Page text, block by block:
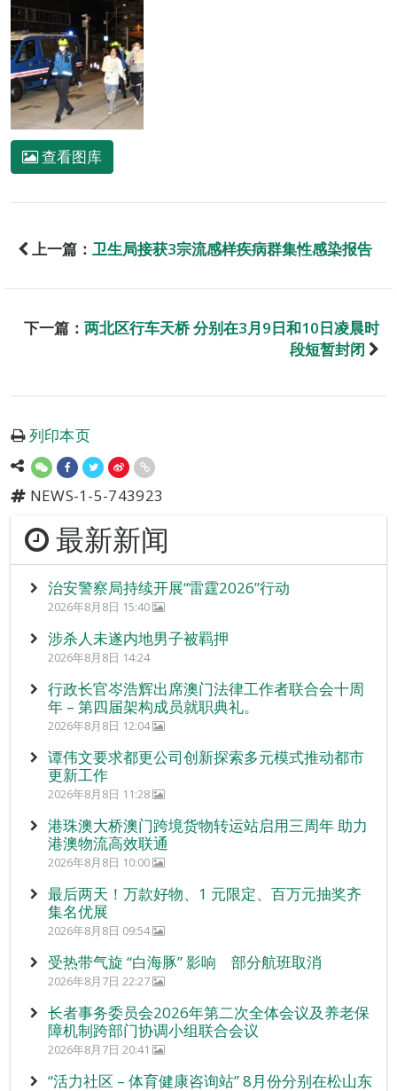
查看图库
上一篇： 卫生局接获3宗流感样疾病群集性感染报告
下一篇： 两北区行车天桥 分别在3月9日和10日凌晨时
段短暂封闭
列印本页
NEWS-1-5-743923
最新新闻
治安警察局持续开展“雷霆2026”行动
2026年8月8日 15:40
涉杀人未遂内地男子被羁押
2026年8月8日 14:24
行政长官岑浩辉出席澳门法律工作者联合会十周
年 – 第四届架构成员就职典礼。
2026年8月8日 12:04
谭伟文要求都更公司创新探索多元模式推动都市
更新工作
2026年8月8日 11:28
港珠澳大桥澳门跨境货物转运站启用三周年 助力
港澳物流高效联通
2026年8月8日 10:00
最后两天！万款好物、1 元限定、百万元抽奖齐
集名优展
2026年8月8日 09:54
受热带气旋 “白海豚” 影响 部分航班取消
2026年8月7日 22:27
长者事务委员会2026年第二次全体会议及养老保
障机制跨部门协调小组联合会议
2026年8月7日 20:41
“活力社区 – 体育健康咨询站” 8月份分别在松山东